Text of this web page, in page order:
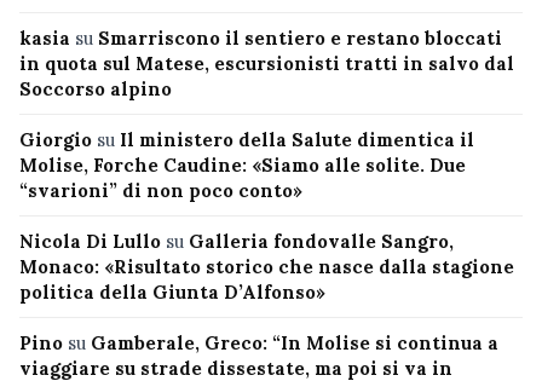
kasia su Smarriscono il sentiero e restano bloccati
in quota sul Matese, escursionisti tratti in salvo dal
Soccorso alpino
Giorgio su Il ministero della Salute dimentica il
Molise, Forche Caudine: «Siamo alle solite. Due
“svarioni” di non poco conto»
Nicola Di Lullo su Galleria fondovalle Sangro,
Monaco: «Risultato storico che nasce dalla stagione
politica della Giunta D’Alfonso»
Pino su Gamberale, Greco: “In Molise si continua a
viaggiare su strade dissestate, ma poi si va in